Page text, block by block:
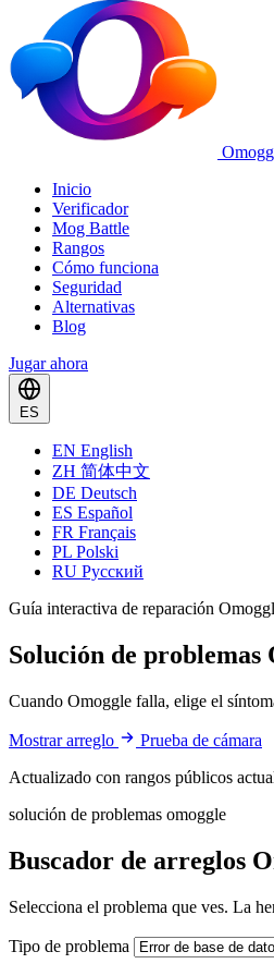
Inicio
Verificador
Mog Battle
Rangos
Cómo funciona
Seguridad
Alternativas
Blog
Jugar ahora
ES
EN English
ZH 简体中文
DE Deutsch
ES Español
FR Français
PL Polski
RU Русский
Guía interactiva de reparación
Solución de problemas
Cuando Omoggle falla, elige el
Mostrar arreglo
Prueba de cámara
Actualizado con rangos públicos
solución de problemas omoggle
Buscador de arreglos
Selecciona el problema que ves. La
Tipo de problema